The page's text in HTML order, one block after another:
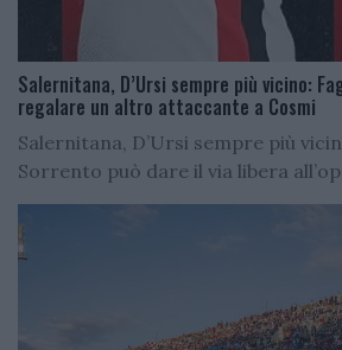
Salernitana, D’Ursi sempre più vicino:
regalare un altro attaccante a Cosmi
Salernitana, D’Ursi sempre più
Sorrento può dare il via libera